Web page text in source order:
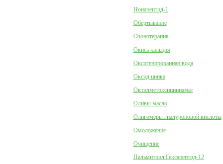
Нонапептид-1
Обертывание
Озонотерапия
Окись кальция
Оксигенированная вода
Оксид цинка
Октилметоксициннамат
Оливы масло
Олигомеры гиалуроновой кислоты
Омоложение
Очищение
Пальмитоил Гексапептид-12